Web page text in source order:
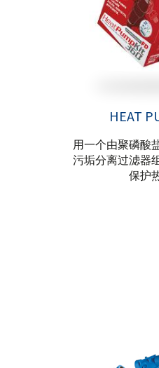
HEAT
用一个由聚磷酸
污垢分离过滤器
保护